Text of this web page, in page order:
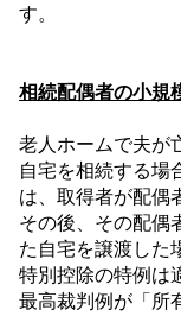
す。
相続配偶者の小規
老人ホームで夫が
自宅を相続する場
は、取得者が配偶
その後、その配偶
た自宅を譲渡した
特別控除の特例は
最高裁判例が「所